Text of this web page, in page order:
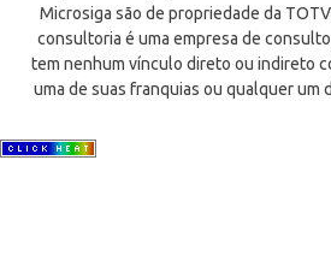
Microsiga são de propriedade da
consultoria é uma empresa de
tem nenhum vínculo direto ou indireto
uma de suas franquias ou qualquer um